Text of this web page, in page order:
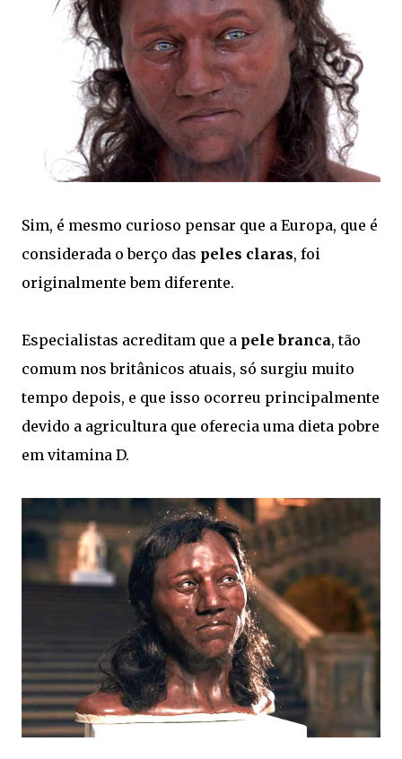
Sim, é mesmo curioso pensar que a Europa, que é
considerada o berço das peles claras, foi
originalmente bem diferente.
Especialistas acreditam que a pele branca, tão
comum nos britânicos atuais, só surgiu muito
tempo depois, e que isso ocorreu principalmente
devido a agricultura que oferecia uma dieta pobre
em vitamina D.